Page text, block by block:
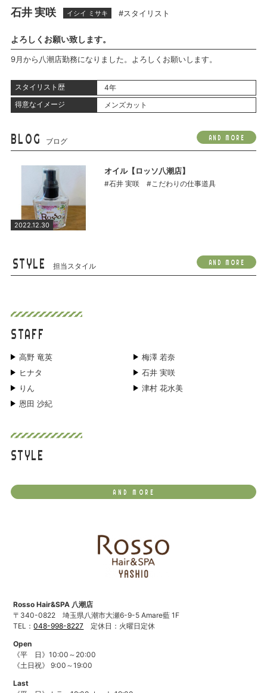
石井 実咲 イシイ ミサキ #スタイリスト
よろしくお願い致します。
9月から八潮店勤務になりました。よろしくお願いします。
スタイリスト歴
4年
得意なイメージ
メンズカット
BLOG ブログ
2022.12.30
オイル【ロッソ八潮店】
#石井 実咲 #こだわりの仕事道具
AND MORE
STYLE 担当スタイル AND MORE
STAFF
高野 竜英
梅澤 若奈
ヒナタ
石井 実咲
りん
津村 花水美
恩田 沙紀
STYLE
AND MORE
Rosso Hair&SPA 八潮店
〒340-0822
埼玉県八潮市大瀬6-9-5 Amare藍 1F
TEL：048-998-8227 定休日：火曜日定休
Open
《平 日》10:00～20:00
《土日祝》 9:00～19:00
Last